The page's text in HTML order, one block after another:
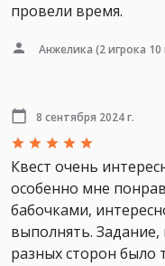
провели время.
Анжелика (2 игрока 10
8 сентября 2024 г.
Квест очень
особенно мне
бабочками,
выполнять.
разных сторон было